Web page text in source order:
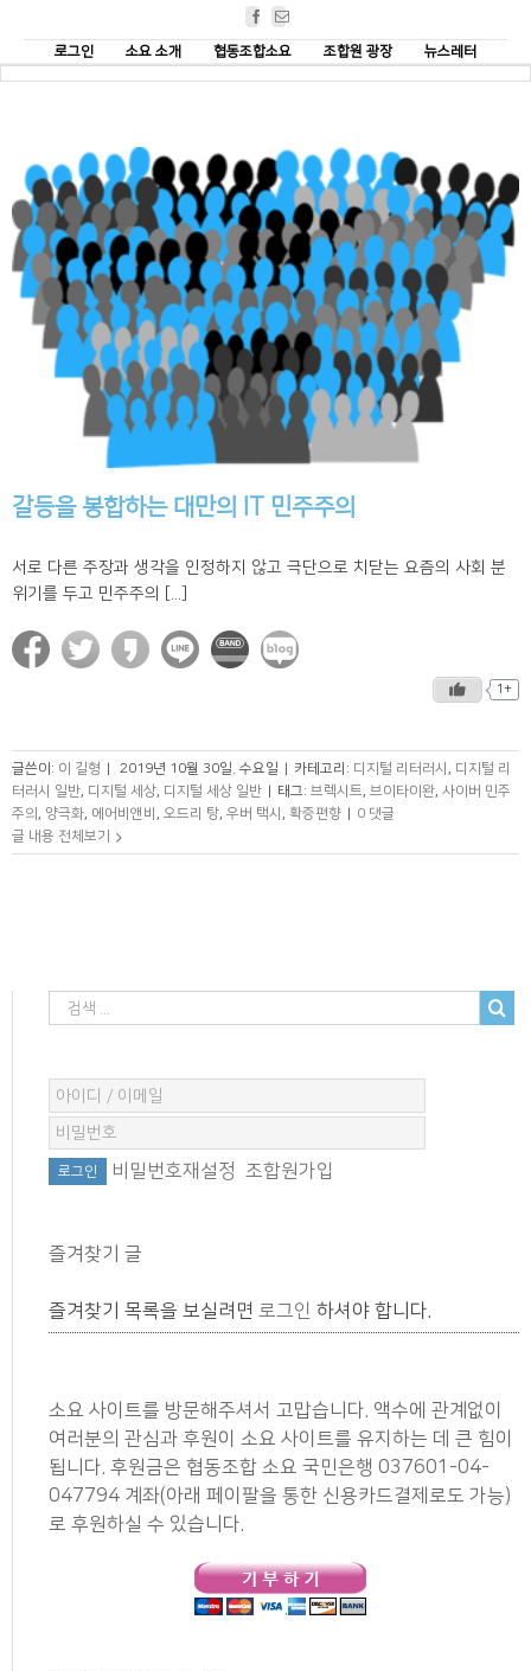
Facebook
로그인
소요 소개 협동조합소요 조합원 광장 뉴스레터
갈등을 봉합하는 대만의 IT 민주주의
서로 다른 주장과 생각을 인정하지 않고 극단으로 치닫는 요즘의 사회 분
위기를 두고 민주주의 [...]
1+
글쓴이: 이 길형 | 2019년 10월 30일. 수요일 | 카테고리: 디지털 리터러시 , 디지털 리
터러시 일반, 디지털 세상, 디지털 세상 일반 | 태그: 브렉시트, 브이타이완, 사이버 민주
주의 , 양극화, 에어비앤비 , 오드리 탕, 우버 택시 , 확증편향 | 0 댓글
글 내용 전체보기
비밀번호재설정 조합원가입
즐겨찾기 글
즐겨찾기 목록을 보실려면 로그인 하셔야 합니다.
소요 사이트를 방문해주셔서 고맙습니다. 액수에 관계없이
여러분의 관심과 후원이 소요 사이트를 유지하는 데 큰 힘이
됩니다. 후원금은 협동조합 소요 국민은행 037601-04-
047794 계좌(아래 페이팔을 통한 신용카드결제로도 가능)
로 후원하실 수 있습니다.